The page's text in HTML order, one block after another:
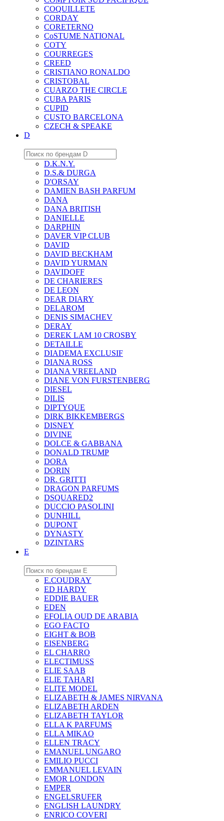
COQUILLETE
CORDAY
CORETERNO
CoSTUME NATIONAL
COTY
COURREGES
CREED
CRISTIANO RONALDO
CRISTOBAL
CUARZO THE CIRCLE
CUBA PARIS
CUPID
CUSTO BARCELONA
CZECH & SPEAKE
D
D.K.N.Y.
D.S.& DURGA
D'ORSAY
DAMIEN BASH PARFUM
DANA
DANA BRITISH
DANIELLE
DARPHIN
DAVER VIP CLUB
DAVID
DAVID BECKHAM
DAVID YURMAN
DAVIDOFF
DE CHARIERES
DE LEON
DEAR DIARY
DELAROM
DENIS SIMACHEV
DERAY
DEREK LAM 10 CROSBY
DETAILLE
DIADEMA EXCLUSIF
DIANA ROSS
DIANA VREELAND
DIANE VON FURSTENBERG
DIESEL
DILIS
DIPTYQUE
DIRK BIKKEMBERGS
DISNEY
DIVINE
DOLCE & GABBANA
DONALD TRUMP
DORA
DORIN
DR. GRITTI
DRAGON PARFUMS
DSQUARED2
DUCCIO PASOLINI
DUNHILL
DUPONT
DYNASTY
DZINTARS
E
E.COUDRAY
ED HARDY
EDDIE BAUER
EDEN
EFOLIA OUD DE ARABIA
EGO FACTO
EIGHT & BOB
EISENBERG
EL CHARRO
ELECTIMUSS
ELIE SAAB
ELIE TAHARI
ELITE MODEL
ELIZABETH & JAMES NIRVANA
ELIZABETH ARDEN
ELIZABETH TAYLOR
ELLA K PARFUMS
ELLA MIKAO
ELLEN TRACY
EMANUEL UNGARO
EMILIO PUCCI
EMMANUEL LEVAIN
EMOR LONDON
EMPER
ENGELSRUFER
ENGLISH LAUNDRY
ENRICO COVERI